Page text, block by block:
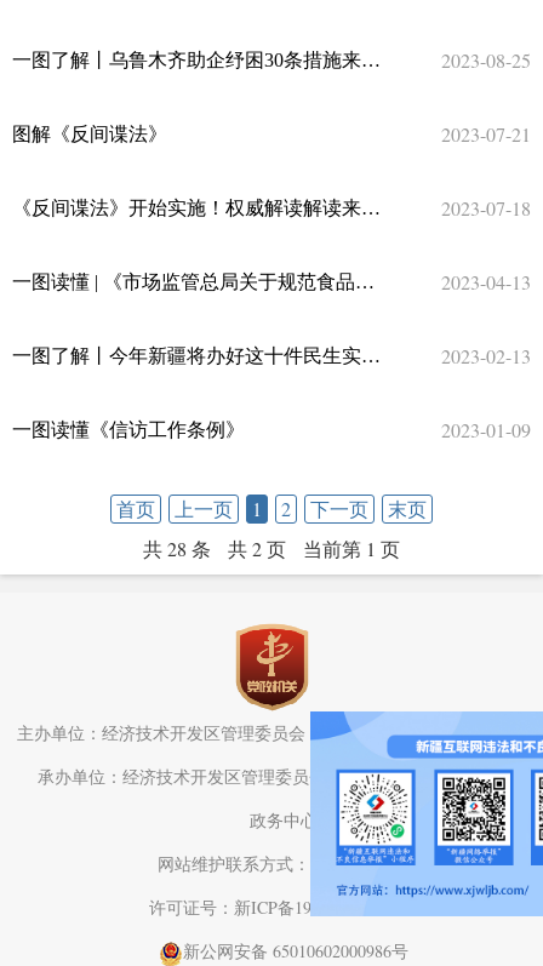
一图了解丨乌鲁木齐助企纾困30条措施来了（图） 2023-08-25
图解《反间谍法》 2023-07-21
《反间谍法》开始实施！权威解读解读来了！ 2023-07-18
一图读懂 | 《市场监管总局关于规范食品快速检测使用的意见》问答 2023-04-13
一图了解丨今年新疆将办好这十件民生实事 与你息息相关 2023-02-13
一图读懂《信访工作条例》 2023-01-09
首页 上一页 1 2 下一页
末页
共 28 条
共 2 页 当前第 1 页
主办单位：经济技术开发区管理委员会（头屯河区人民政府）办公室
承办单位：经济技术开发区管理委员会（头屯河区人民政府）电子
政务中心
网站维护联系方式：0991-3782709
许可证号：新ICP备19001575号-1
新公网安备 65010602000986号